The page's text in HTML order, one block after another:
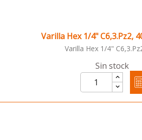
Varilla Hex 1/4" C6,3.Pz2,
Varilla Hex 1/4"
Sin stock